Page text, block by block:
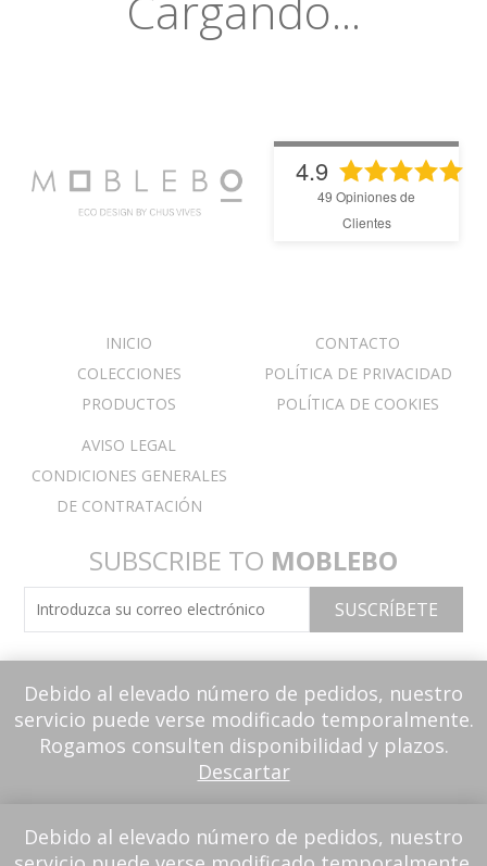
4.9
49 Opiniones de
Clientes
INICIO
COLECCIONES
PRODUCTOS
CONTACTO
POLÍTICA DE PRIVACIDAD
POLÍTICA DE COOKIES
AVISO LEGAL
CONDICIONES GENERALES
DE CONTRATACIÓN
SUBSCRIBE TO MOBLEBO
Debido al elevado número de pedidos, nuestro
servicio puede verse modificado temporalmente.
Rogamos consulten disponibilidad y plazos.
Descartar
Debido al elevado número de pedidos, nuestro